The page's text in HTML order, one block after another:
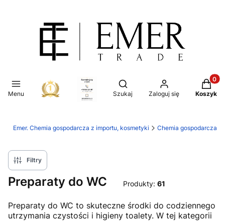
Menu
Otwórz wyszukiwarkę
Szukaj Zaloguj się Koszyk
Emer. Chemia gospodarcza z importu, kosmetyki Chemia gospodarcza
Filtry
Preparaty do WC Produkty: 61
Preparaty do WC to skuteczne środki do codziennego
utrzymania czystości i higieny toalety. W tej kategorii